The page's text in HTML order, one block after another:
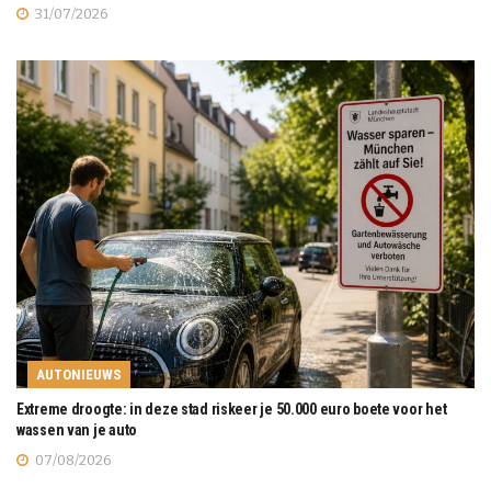
31/07/2026
AUTONIEUWS
Extreme droogte: in deze stad riskeer je 50.000 euro boete voor het
wassen van je auto
07/08/2026